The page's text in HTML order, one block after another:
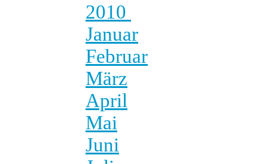
2010
Januar
Februar
März
April
Mai
Juni